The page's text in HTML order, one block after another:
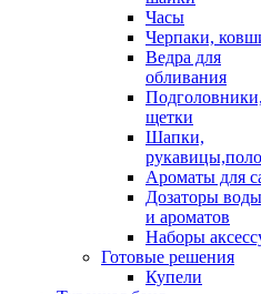
Часы
Черпаки,
Ведра для
обливания
Подголовники,
щетки
Шапки,
Ароматы для
Дозаторы
и ароматов
Наборы
Готовые решения
Купели